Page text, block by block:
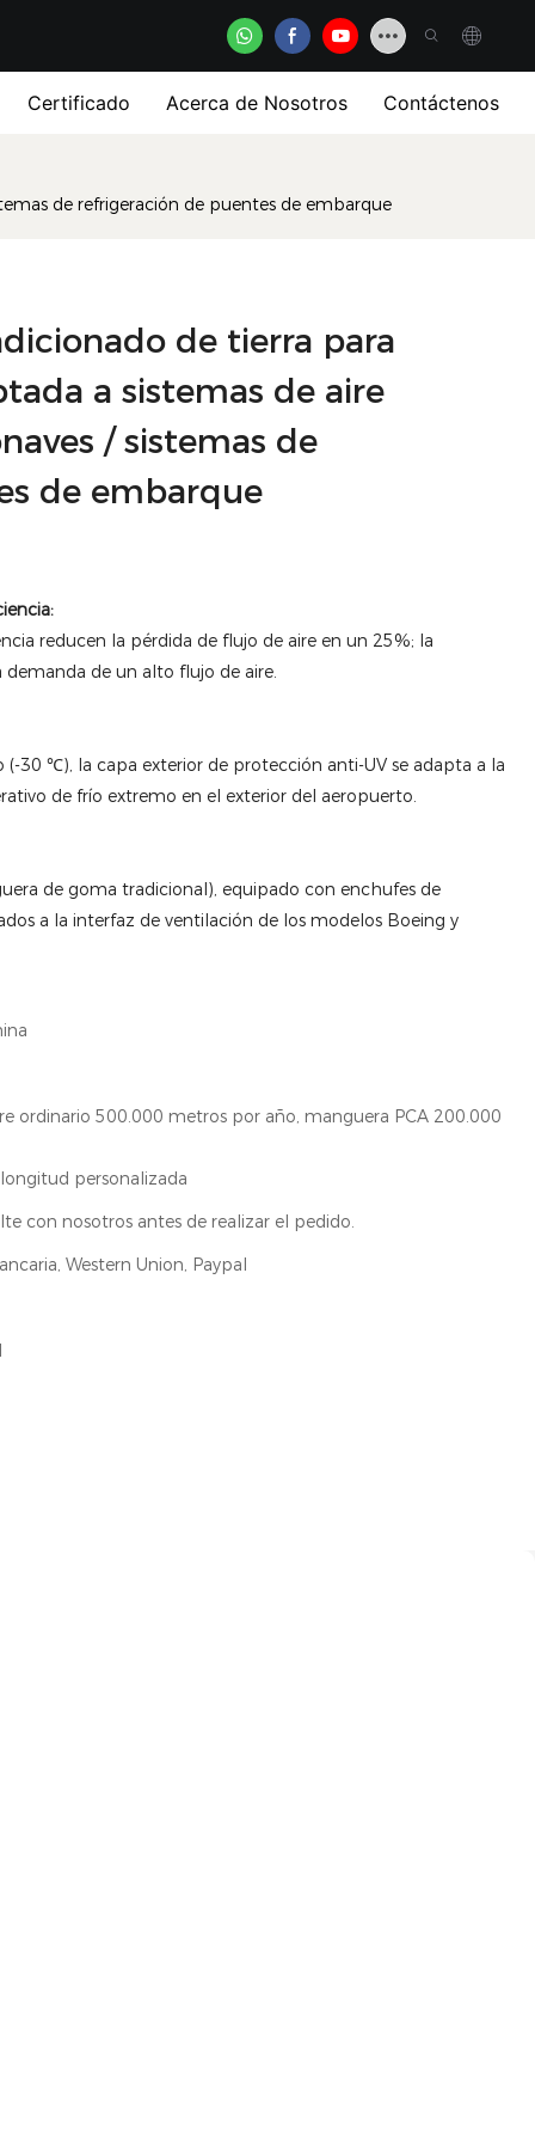
Certificado Acerca de Nosotros Contáctenos
de refrigeración de puentes de embarque
de tierra para
a sistemas de aire
/ sistemas de
de embarque
reducen la pérdida de flujo de aire en un 25%; la
demanda de un alto flujo de aire.
30 ℃), la capa exterior de protección anti-UV se adapta a la
de frío extremo en el exterior del aeropuerto.
de goma tradicional), equipado con enchufes de
a la interfaz de ventilación de los modelos Boeing y
ordinario 500.000 metros por año, manguera PCA 200.000
personalizada
con nosotros antes de realizar el pedido.
Western Union, Paypal